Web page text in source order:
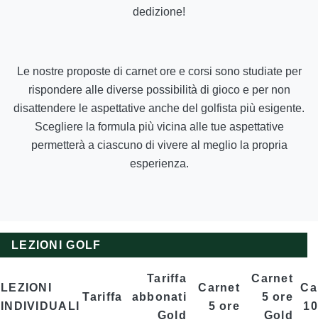
dedizione!
Le nostre proposte di carnet ore e corsi sono studiate per
rispondere alle diverse possibilità di gioco e per non
disattendere le aspettative anche del golfista più esigente.
Scegliere la formula più vicina alle tue aspettative
permetterà a ciascuno di vivere al meglio la propria
esperienza.
LEZIONI GOLF
LEZIONI
INDIVIDUALI
Tariffa
Tariffa
abbonati
Gold
Carnet
5 ore
Carnet
5 ore
Gold